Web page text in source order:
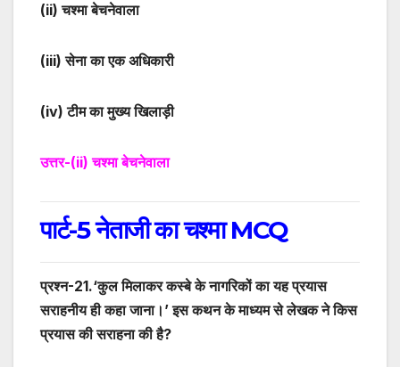
(ii) चश्मा बेचनेवाला
(iii) सेना का एक अधिकारी
(iv) टीम का मुख्य खिलाड़ी
उत्तर-(ii) चश्मा बेचनेवाला
पार्ट-5 नेताजी का चश्मा MCQ
प्रश्न-21.‘कुल मिलाकर कस्बे के नागरिकों का यह प्रयास
सराहनीय ही कहा जाना।’ इस कथन के माध्यम से लेखक ने किस
प्रयास की सराहना की है?